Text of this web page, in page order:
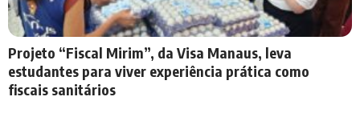
Projeto “Fiscal Mirim”, da Visa Manaus, leva
estudantes para viver experiência prática como
fiscais sanitários